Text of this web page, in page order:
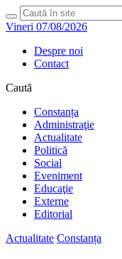
Vineri 07/08/2026
Despre noi
Contact
Caută
Constanța
Administraţie
Actualitate
Politică
Social
Eveniment
Educaţie
Externe
Editorial
Actualitate Constanța